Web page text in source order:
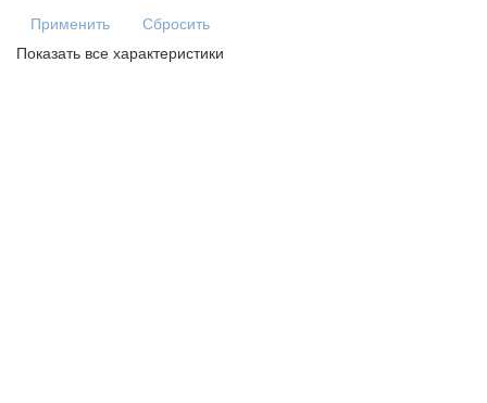
Применить
Сбросить
Показать все характеристики